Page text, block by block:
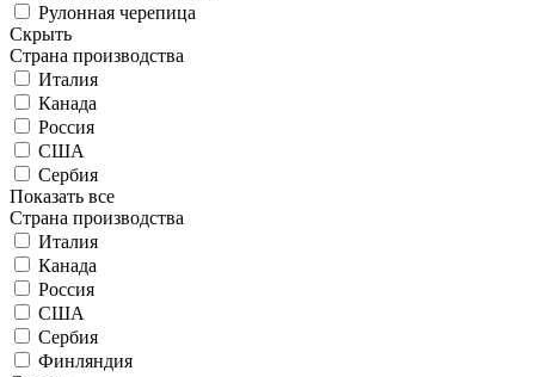
Рулонная черепица
Скрыть
Страна производства
Италия
Канада
Россия
США
Сербия
Показать все
Страна производства
Италия
Канада
Россия
США
Сербия
Финляндия